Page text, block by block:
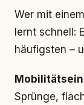
Wer mit
lernt schnell:
häufigsten –
Sprünge,